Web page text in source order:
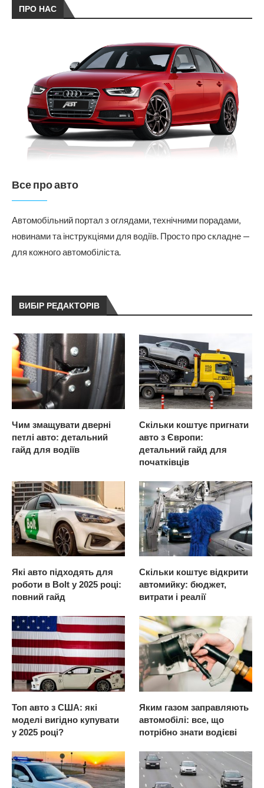
ПРО НАС
Все про авто
Автомобільний портал з оглядами, технічними порадами,
новинами та інструкціями для водіїв. Просто про складне —
для кожного автомобіліста.
ВИБІР РЕДАКТОРІВ
Чим змащувати дверні
петлі авто: детальний
гайд для водіїв
Скільки коштує пригнати
авто з Європи:
детальний гайд для
початківців
Які авто підходять для
роботи в Bolt у 2025 році:
повний гайд
Скільки коштує відкрити
автомийку: бюджет,
витрати і реалії
Топ авто з США: які
моделі вигідно купувати
у 2025 році?
Яким газом заправляють
автомобілі: все, що
потрібно знати водієві